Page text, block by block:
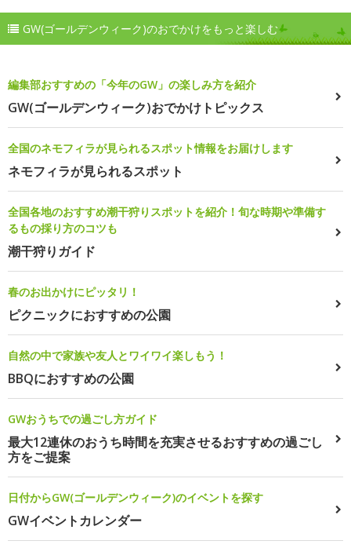
GW(ゴールデンウィーク)のおでかけをもっと楽しむ
編集部おすすめの「今年のGW」の楽しみ方を紹介
GW(ゴールデンウィーク)おでかけトピックス
全国のネモフィラが見られるスポット情報をお届けします
ネモフィラが見られるスポット
全国各地のおすすめ潮干狩りスポットを紹介！旬な時期や準備す
るもの採り方のコツも
潮干狩りガイド
春のお出かけにピッタリ！
ピクニックにおすすめの公園
自然の中で家族や友人とワイワイ楽しもう！
BBQにおすすめの公園
GWおうちでの過ごし方ガイド
最大12連休のおうち時間を充実させるおすすめの過ごし
方をご提案
日付からGW(ゴールデンウィーク)のイベントを探す
GWイベントカレンダー